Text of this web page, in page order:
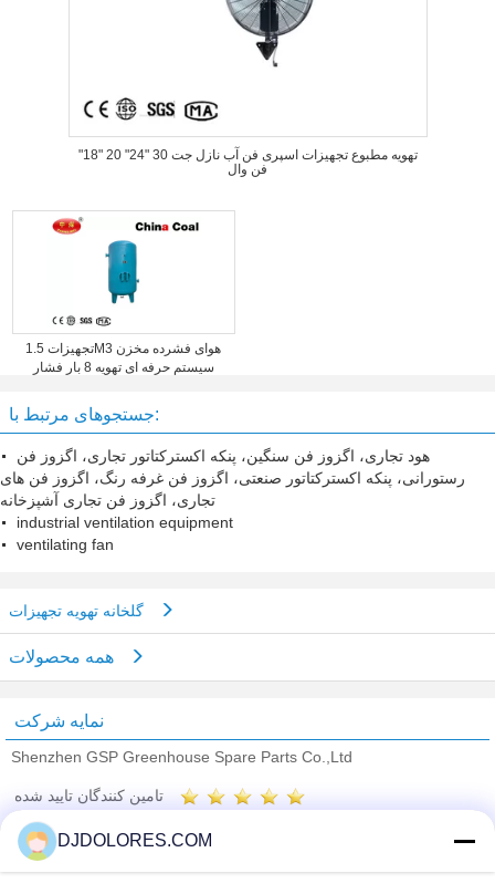
تهویه مطبوع تجهیزات اسپری فن آب نازل جت 30 "24" 20 "18"
فن وال
تجهیزات 1.5M3 هوای فشرده مخزن
سیستم حرفه ای تهویه 8 بار فشار
جستجوهای مرتبط با:
هود تجاری، اگزوز فن سنگین، پنکه اکسترکتاتور تجاری، اگزوز فن
رستورانی، پنکه اکسترکتاتور صنعتی، اگزوز فن غرفه رنگ، اگزوز فن های
تجاری، اگزوز فن تجاری آشپزخانه
industrial ventilation equipment
ventilating fan
نمایه شرکت
Shenzhen GSP Greenhouse Spare Parts Co.,Ltd
تامین کنندگان تایید شده
Trust Seal
DJDOLORES.COM